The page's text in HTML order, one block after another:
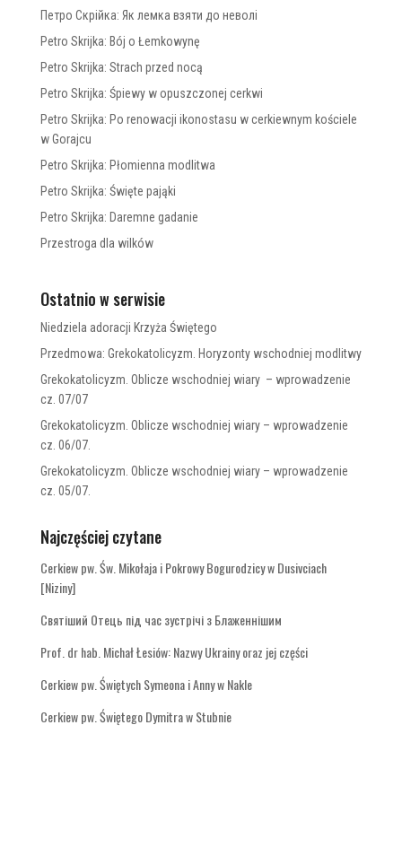
Петро Скрійка: Як лемка взяти до неволі
Petro Skrijka: Bój o Łemkowynę
Petro Skrijka: Strach przed nocą
Petro Skrijka: Śpiewy w opuszczonej cerkwi
Petro Skrijka: Po renowacji ikonostasu w cerkiewnym kościele
w Gorajcu
Petro Skrijka: Płomienna modlitwa
Petro Skrijka: Święte pająki
Petro Skrijka: Daremne gadanie
Przestroga dla wilków
Ostatnio w serwisie
Niedziela adoracji Krzyża Świętego
Przedmowa: Grekokatolicyzm. Horyzonty wschodniej modlitwy
Grekokatolicyzm. Oblicze wschodniej wiary – wprowadzenie
cz. 07/07
Grekokatolicyzm. Oblicze wschodniej wiary – wprowadzenie
cz. 06/07.
Grekokatolicyzm. Oblicze wschodniej wiary – wprowadzenie
cz. 05/07.
Najczęściej czytane
Cerkiew pw. Św. Mikołaja i Pokrowy Bogurodzicy w Dusivciach
[Niziny]
Святіший Отець під час зустрічі з Блаженнішим
Prof. dr hab. Michał Łesiów: Nazwy Ukrainy oraz jej części
Cerkiew pw. Świętych Symeona i Anny w Nakle
Cerkiew pw. Świętego Dymitra w Stubnie